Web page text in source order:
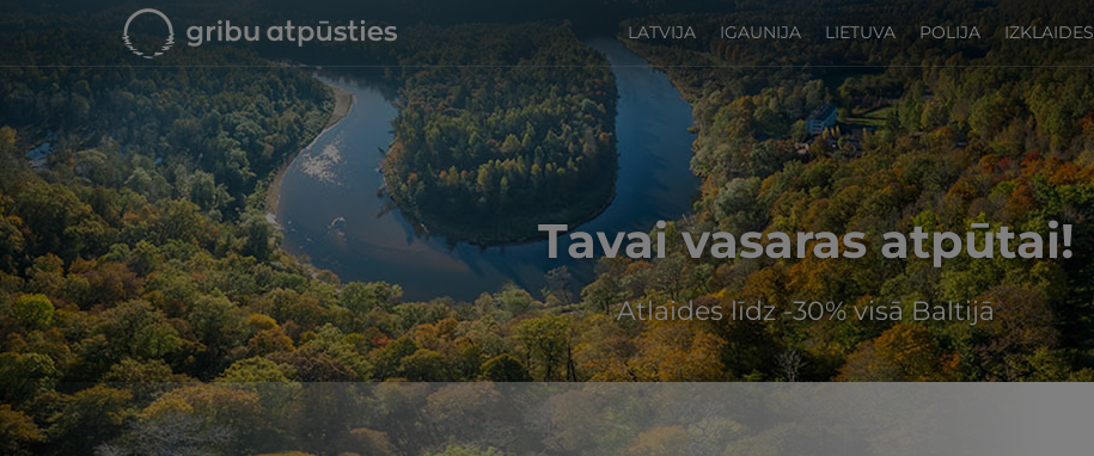
LATVIJA IGAUNIJA LIETUVA POLIJA IZKLAIDES
Tavai vasaras atpūtai!
Atlaides līdz -30% visā Baltijā